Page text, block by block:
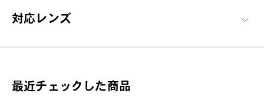
千一作 商品一覧へ
対応レンズ
最近チェックした商品